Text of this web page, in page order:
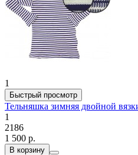
1
Быстрый просмотр
Тельняшка зимняя двойной
1
2186
1 500 р.
В корзину